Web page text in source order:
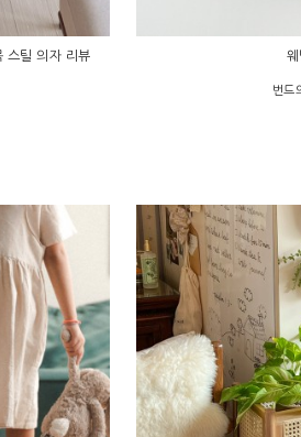
틸 의자 리뷰
번드